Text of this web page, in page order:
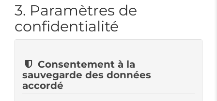
3. Paramètres de
confidentialité
Consentement à la
sauvegarde des données
accordé